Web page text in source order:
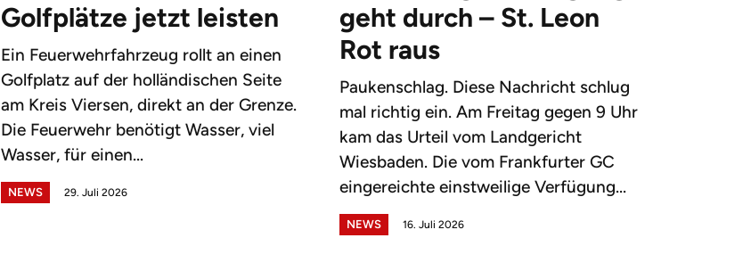
Golfplätze jetzt leisten
Ein Feuerwehrfahrzeug rollt an einen
Golfplatz auf der holländischen Seite
am Kreis Viersen, direkt an der Grenze.
Die Feuerwehr benötigt Wasser, viel
Wasser, für einen...
NEWS 29. Juli 2026
geht durch – St. Leon
Rot raus
Paukenschlag. Diese Nachricht schlug
mal richtig ein. Am Freitag gegen 9 Uhr
kam das Urteil vom Landgericht
Wiesbaden. Die vom Frankfurter GC
eingereichte einstweilige Verfügung...
NEWS 16. Juli 2026